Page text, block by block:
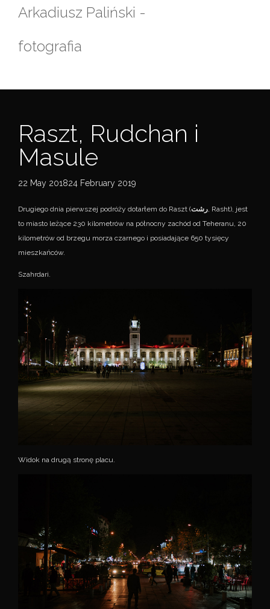
Arkadiusz Paliński -
fotografia
Raszt, Rudchan i
Masule
22 May 201824 February 2019
Drugiego dnia pierwszej podróży dotarłem do Raszt (رشت, Rasht), jest
to miasto leżące 230 kilometrów na północny zachód od Teheranu, 20
kilometrów od brzegu morza czarnego i posiadające 650 tysięcy
mieszkańców.
Szahrdari.
Widok na drugą stronę placu.